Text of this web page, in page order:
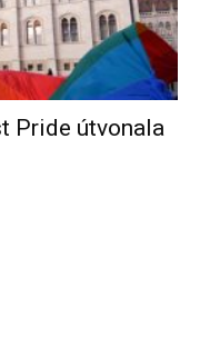
Pride útvonala